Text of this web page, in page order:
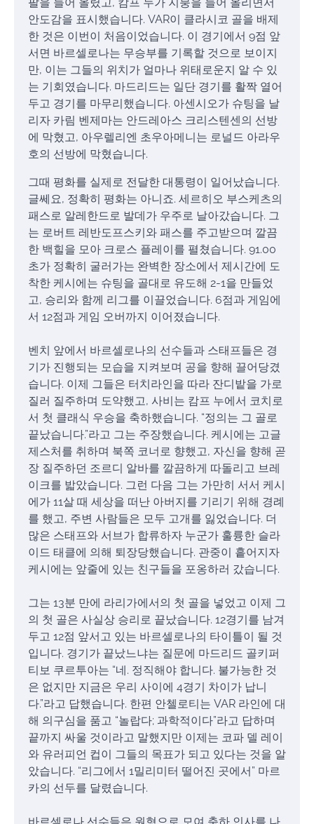
안도감을 표시했습니다. VAR이 클라시코 골을 배제
한 것은 이번이 처음이었습니다. 이 경기에서 9점 앞
서면 바르셀로나는 무승부를 기록할 것으로 보이지
만, 이는 그들의 위치가 얼마나 위태로운지 알 수 있
는 기회였습니다. 마드리드는 일단 경기를 활짝 열어
두고 경기를 마무리했습니다. 아센시오가 슈팅을 날
리자 카림 벤제마는 안드레아스 크리스텐센의 선방
에 막혔고, 아우렐리엔 초우아메니는 로널드 아라우
호의 선방에 막혔습니다.
그때 평화를 실제로 전달한 대통령이 일어났습니다.
글쎄요, 정확히 평화는 아니죠. 세르히오 부스케츠의
패스로 알레한드로 발데가 우주로 날아갔습니다. 그
는 로버트 레반도프스키와 패스를 주고받으며 깔끔
한 백힐을 모아 크로스 플레이를 펼쳤습니다. 91.00
초가 정확히 굴러가는 완벽한 장소에서 제시간에 도
착한 케시에는 슈팅을 골대로 유도해 2-1을 만들었
고, 승리와 함께 리그를 이끌었습니다. 6점과 게임에
서 12점과 게임 오버까지 이어졌습니다.
벤치 앞에서 바르셀로나의 선수들과 스태프들은 경
기가 진행되는 모습을 지켜보며 공을 향해 끌어당겼
습니다. 이제 그들은 터치라인을 따라 잔디밭을 가로
질러 질주하며 도약했고, 사비는 캄프 누에서 코치로
서 첫 클래식 우승을 축하했습니다. “정의는 그 골로
끝났습니다.”라고 그는 주장했습니다. 케시에는 고글
제스처를 취하며 북쪽 코너로 향했고, 자신을 향해 곧
장 질주하던 조르디 알바를 깔끔하게 따돌리고 브레
이크를 밟았습니다. 그런 다음 그는 가만히 서서 케시
에가 11살 때 세상을 떠난 아버지를 기리기 위해 경례
를 했고, 주변 사람들은 모두 고개를 잃었습니다. 더
많은 스태프와 서브가 합류하자 누군가 훌륭한 슬라
이드 태클에 의해 퇴장당했습니다. 관중이 흩어지자
케시에는 앞줄에 있는 친구들을 포옹하러 갔습니다.
그는 13분 만에 라리가에서의 첫 골을 넣었고 이제 그
의 첫 골은 사실상 승리로 끝났습니다. 12경기를 남겨
두고 12점 앞서고 있는 바르셀로나의 타이틀이 될 것
입니다. 경기가 끝났느냐는 질문에 마드리드 골키퍼
티보 쿠르투아는 “네. 정직해야 합니다. 불가능한 것
은 없지만 지금은 우리 사이에 4경기 차이가 납니
다.”라고 답했습니다. 한편 안첼로티는 VAR 라인에 대
해 의구심을 품고 “놀랍다; 과학적이다”라고 답하며
끝까지 싸울 것이라고 말했지만 이제는 코파 델 레이
와 유러피언 컵이 그들의 목표가 되고 있다는 것을 알
았습니다. “리그에서 1밀리미터 떨어진 곳에서” 마르
카의 선두를 달렸습니다.